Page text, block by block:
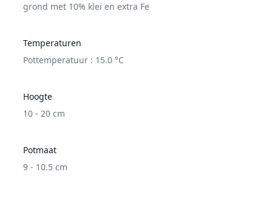
grond met 10% klei en extra Fe
Temperaturen
Pottemperatuur : 15.0 °C
Hoogte
10 - 20 cm
Potmaat
9 - 10.5 cm